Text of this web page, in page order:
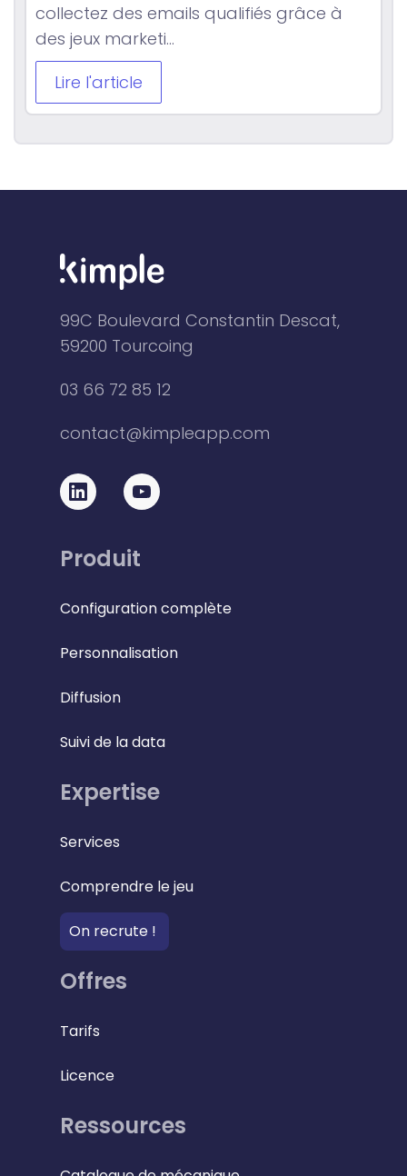
collectez des emails qualifiés grâce à
des jeux marketi...
Lire l'article
99C Boulevard Constantin Descat,
59200 Tourcoing
03 66 72 85 12
contact@kimpleapp.com
Produit
Configuration complète
Personnalisation
Diffusion
Suivi de la data
Expertise
Services
Comprendre le jeu
On recrute !
Offres
Tarifs
Licence
Ressources